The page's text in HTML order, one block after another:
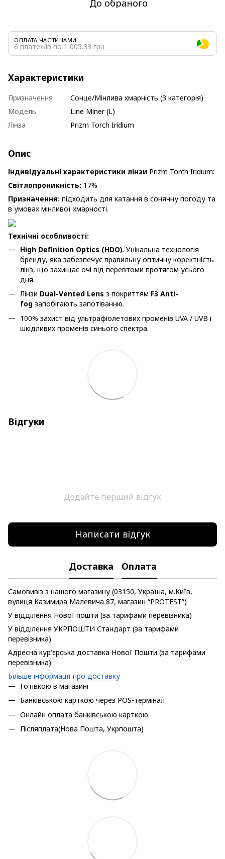
До обраного
ОПЛАТА ЧАСТИНАМИ
6 платежів по 1 005.33 грн
Характеристики
Призначення
Сонце/Мінлива хмарність (3 категорія)
Модель
Line Miner (L)
Лінза
Prizm Torch Iridium
Опис
Індивідуальні характеристики лінзи Prizm Torch Iridium:
Світлопроникність: 17%
Призначення: підходить для катання в сонячну погоду та
в умовах мінливої хмарності.
Технічні особливості:
High Definition Optics (HDO). Унікальна технологія
бренду, яка забезпечує правильну оптичну коректність
лінз, що захищає очі від перевтоми протягом усього
дня.
Лінзи Dual-Vented Lens з покриттям F3 Anti-
fog запобігають запотіванню.
100% захист від ультрафіолетових променів UVA / UVB і
шкідливих променів синього спектра.
Відгуки
Додайте перший відгук
Написати відгук
Доставка Оплата
Самовивіз з нашого магазину (03150, Україна, м.Київ,
вулиця Казимира Малевича 87, магазин “PROTEST”)
У відділення Нової пошти (за тарифами перевізника)
У відділення УКРПОШТИ Стандарт (за тарифами
перевізника)
Адресна кур'єрська доставка Нової Пошти (за тарифами
перевізника)
Більше інформації про доставку
Готівкою в магазині
Банківською карткою через POS-термінал
Онлайн оплата банківською карткою
Післяплата(Нова Пошта, Укрпошта)